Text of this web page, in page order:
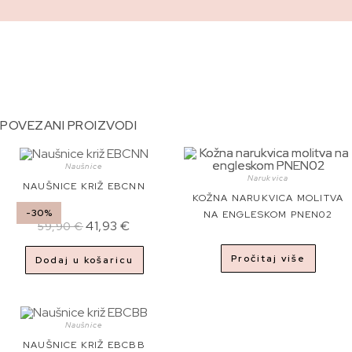
POVEZANI PROIZVODI
-30%
Naušnice
NAUŠNICE KRIŽ EBCNN
59,90€41,93€
Dodaj u košaricu
Narukvica
KOŽNA NARUKVICA MOLITVA
NA ENGLESKOM PNEN02
Pročitaj više
Naušnice
NAUŠNICE KRIŽ EBCBB